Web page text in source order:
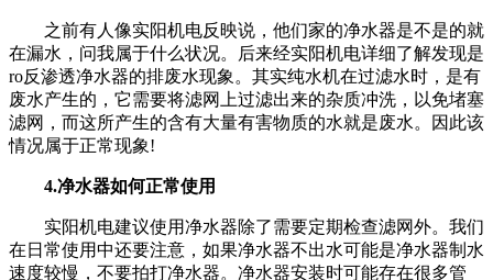
之前有人像实阳机电反映说，他们家的净水器是不是的就
在漏水，问我属于什么状况。后来经实阳机电详细了解发现是
ro反渗透净水器的排废水现象。其实纯水机在过滤水时，是有
废水产生的，它需要将滤网上过滤出来的杂质冲洗，以免堵塞
滤网，而这所产生的含有大量有害物质的水就是废水。因此该
情况属于正常现象!
4.净水器如何正常使用
实阳机电建议使用净水器除了需要定期检查滤网外。我们
在日常使用中还要注意，如果净水器不出水可能是净水器制水
速度较慢，不要拍打净水器。净水器安装时可能存在很多管